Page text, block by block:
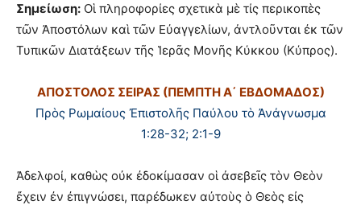
Σημείωση: Οἱ πληροφορίες σχετικὰ μὲ τίς περικοπὲς
τῶν Ἀποστόλων καὶ τῶν Εὐαγγελίων, ἀντλοῦνται ἐκ τῶν
Τυπικῶν Διατάξεων τῆς Ἱερᾶς Μονῆς Κύκκου (Κύπρος).
ΑΠΟΣΤΟΛΟΣ ΣΕΙΡΑΣ (ΠΕΜΠΤΗ Α΄ ΕΒΔΟΜΑΔΟΣ)
Πρὸς Ρωμαίους Ἐπιστολῆς Παύλου τὸ Ἀνάγνωσμα
1:28-32; 2:1-9
Ἀδελφοί, καθὼς οὐκ ἐδοκίμασαν οἱ ἀσεβεῖς τὸν Θεὸν
ἔχειν ἐν ἐπιγνώσει, παρέδωκεν αὐτοὺς ὁ Θεὸς εἰς